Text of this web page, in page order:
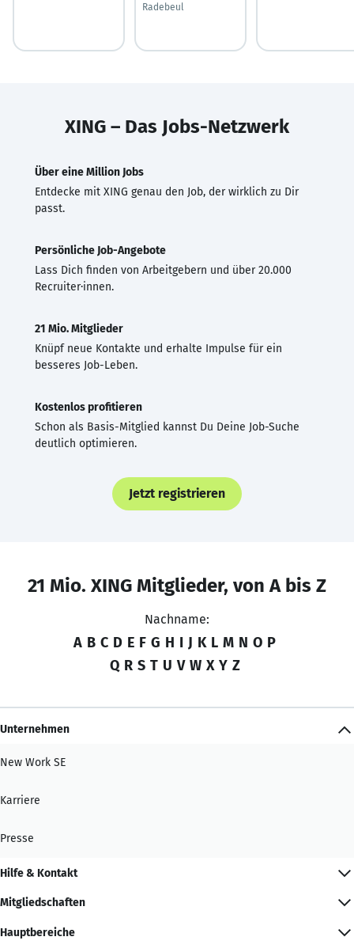
Radebeul
XING – Das Jobs-Netzwerk
Über eine Million Jobs
Entdecke mit XING genau den Job, der wirklich zu Dir
passt.
Persönliche Job-Angebote
Lass Dich finden von Arbeitgebern und über 20.000
Recruiter·innen.
21 Mio. Mitglieder
Knüpf neue Kontakte und erhalte Impulse für ein
besseres Job-Leben.
Kostenlos profitieren
Schon als Basis-Mitglied kannst Du Deine Job-Suche
deutlich optimieren.
Jetzt registrieren
21 Mio. XING Mitglieder, von A bis Z
Nachname:
A B C D E F G H I J K L M N O P
Q R S T U V W X Y Z
Unternehmen
New Work SE
Karriere
Presse
Hilfe & Kontakt
Mitgliedschaften
Hauptbereiche